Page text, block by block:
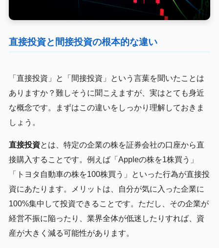
直接投資と間接投資の根本的な違い
「直接投資」と「間接投資」という言葉を聞いたことは
ありますか？難しそうに聞こえますが、実はとても身近
な概念です。まずはこの違いをしっかり理解しておきま
しょう。
直接投資とは、特定の企業の株を証券会社の口座から直
接購入することです。例えば「Appleの株を1株買う」
「トヨタ自動車の株を100株買う」といった行為が直接投
資にあたります。メリットは、自分が気に入った企業に
100%集中して投資できることです。ただし、その企業が
経営不振に陥ったり、業界全体が低迷したりすれば、資
産が大きく減る可能性があります。